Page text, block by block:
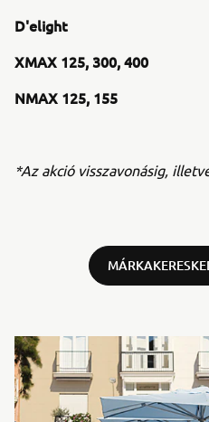
D'elight
XMAX 125, 300, 400
NMAX 125, 155
*Az akció visszavonásig,